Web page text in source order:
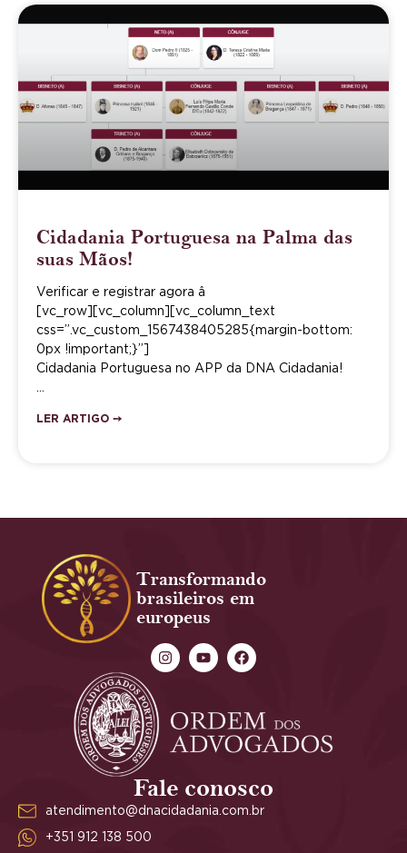
Cidadania Portuguesa na Palma das
suas Mãos!
Verificar e registrar agora â
[vc_row][vc_column][vc_column_text
css=”.vc_custom_1567438405285{margin-bottom:
0px !important;}”]
Cidadania Portuguesa no APP da DNA Cidadania!
LER ARTIGO ➙
Transformando
brasileiros em
europeus
Fale conosco
atendimento@dnacidadania.com.br
+351 912 138 500